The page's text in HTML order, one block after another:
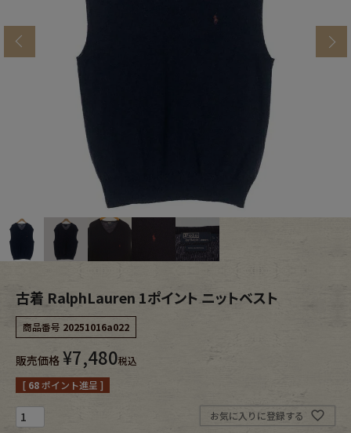
ブランドから探す スタッフコーディネート
年代から探す
メンズ商品カテゴリーから探す
Outer
Bottoms Fafatt
レディース商品カテゴリーから探す
Tops
Outer
Kidswear
古着 RalphLauren 1ポイント ニットベスト
商品番号 20251016a022
販売価格 ¥7,480税込
[ 68ポイント進呈 ]
お気に入りに登録する